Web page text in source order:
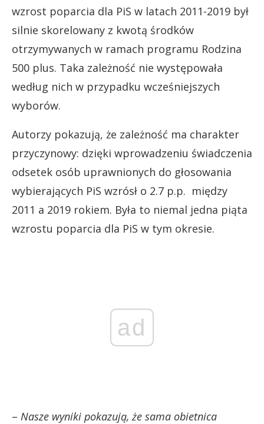
wzrost poparcia dla PiS w latach 2011-2019 był
silnie skorelowany z kwotą środków
otrzymywanych w ramach programu Rodzina
500 plus. Taka zależność nie występowała
według nich w przypadku wcześniejszych
wyborów.
Autorzy pokazują, że zależność ma charakter
przyczynowy: dzięki wprowadzeniu świadczenia
odsetek osób uprawnionych do głosowania
wybierających PiS wzrósł o 2.7 p.p. między
2011 a 2019 rokiem. Była to niemal jedna piąta
wzrostu poparcia dla PiS w tym okresie.
ad
– Nasze wyniki pokazują, że sama obietnica